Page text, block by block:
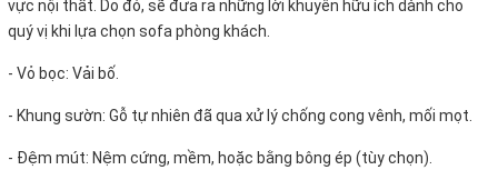
vực nội thất. Do đó, sẽ đưa ra những lời khuyên hữu ích dành cho
quý vị khi lựa chọn sofa phòng khách.
- Vỏ bọc: Vải bố.
- Khung sườn: Gỗ tự nhiên đã qua xử lý chống cong vênh, mối mọt.
- Đệm mút: Nệm cứng, mềm, hoặc bằng bông ép (tùy chọn).